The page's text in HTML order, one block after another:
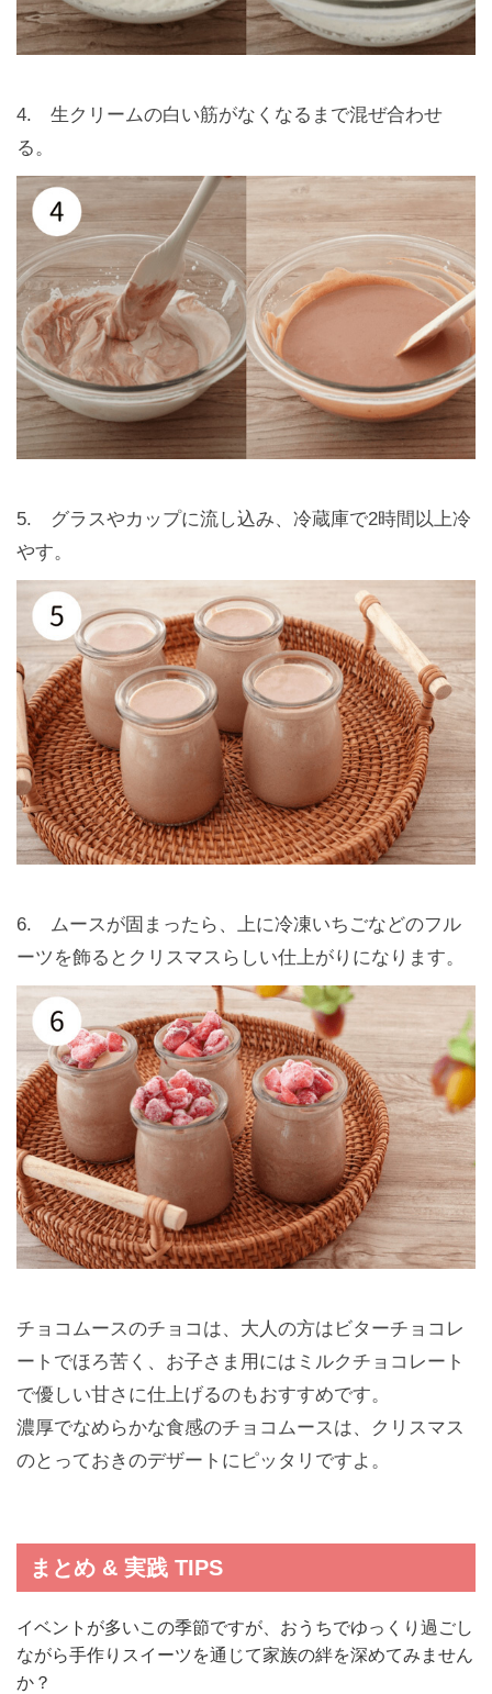
4. 生クリームの白い筋がなくなるまで混ぜ合わせ
る。
5. グラスやカップに流し込み、冷蔵庫で2時間以上冷
やす。
6. ムースが固まったら、上に冷凍いちごなどのフル
ーツを飾るとクリスマスらしい仕上がりになります。
チョコムースのチョコは、大人の方はビターチョコレ
ートでほろ苦く、お子さま用にはミルクチョコレート
で優しい甘さに仕上げるのもおすすめです。
濃厚でなめらかな食感のチョコムースは、クリスマス
のとっておきのデザートにピッタリですよ。
まとめ & 実践 TIPS
イベントが多いこの季節ですが、おうちでゆっくり過ごし
ながら手作りスイーツを通じて家族の絆を深めてみません
か？